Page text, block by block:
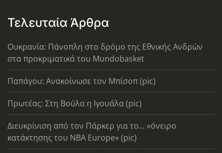
Τελευταία Άρθρα
Ουκρανία: Πάνοπλη στο δρόμο της Εθνικής Ανδρών
στα προκριματικά του Mundobasket
Παπάγου: Ανακοίνωσε τον Μπίσοπ (pic)
Πρωτέας: Στη Βούλα η Ιγουάλα (pic)
Διευκρίνιση από τον Πάρκερ για το... «όνειρο
κατάκτησης του ΝΒΑ Europe» (pic)